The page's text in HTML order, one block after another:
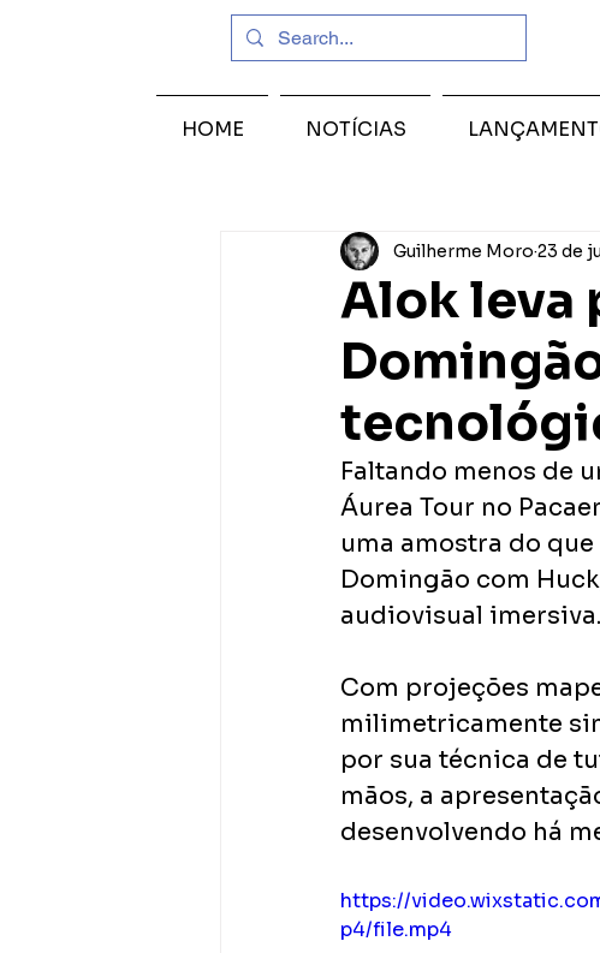
Alok leva
Guilherme Moro 23 de
Faltando menos de
Áurea Tour no
uma amostra do
Domingão com
audiovisual imersiva.
Com projeções
milimetricamente
por sua técnica de
mãos, a
desenvolvendo há
https://
p4/file.mp4
HOME NOTÍCIAS